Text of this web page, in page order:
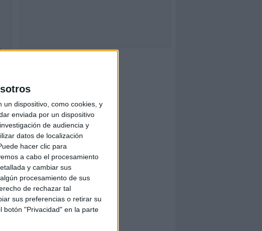
un dispositivo, como cookies, y
enviada por un dispositivo
de audiencia y
datos de localización
hacer clic para
a cabo el procesamiento
y cambiar sus
procesamiento de sus
de rechazar tal
sus preferencias o retirar su
botón "Privacidad" en la parte